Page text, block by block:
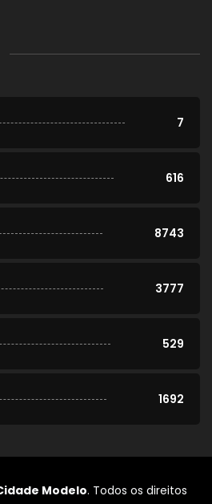
7
616
8743
3777
529
1692
Modelo. Todos os direitos